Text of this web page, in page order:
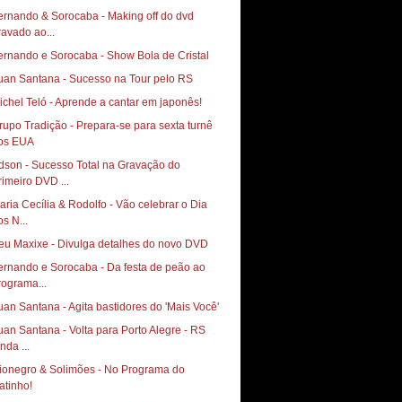
& Sorocaba - Making off do dvd
ao...
e Sorocaba - Show Bola de Cristal
Santana - Sucesso na Tour pelo RS
Teló - Aprende a cantar em japonês!
Tradição - Prepara-se para sexta turnê
EUA
- Sucesso Total na Gravação do
DVD ...
Cecília & Rodolfo - Vão celebrar o Dia
N...
Maxixe - Divulga detalhes do novo DVD
e Sorocaba - Da festa de peão ao
Santana - Agita bastidores do 'Mais Você'
Santana - Volta para Porto Alegre - RS
...
& Solimões - No Programa do
Ratinho!‏